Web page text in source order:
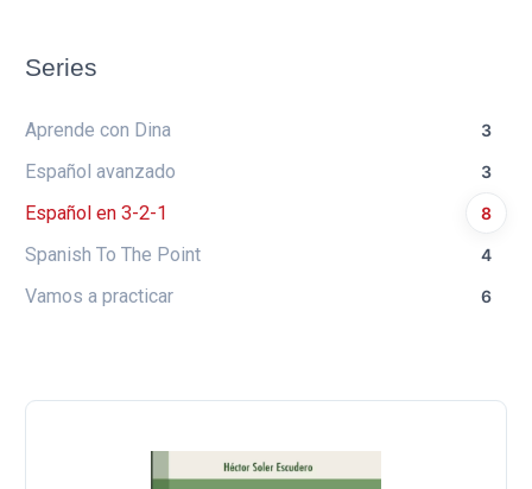
Series
Aprende con Dina 3
Español avanzado 3
Español en 3-2-1 8
Spanish To The Point 4
Vamos a practicar 6